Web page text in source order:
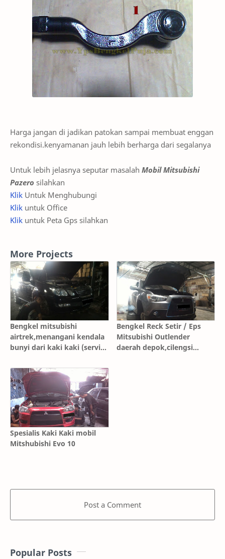
Harga jangan di jadikan patokan sampai membuat enggan
rekondisi.kenyamanan jauh lebih berharga dari segalanya
Untuk lebih jelasnya seputar masalah Mobil Mitsubishi
Pazero silahkan
Klik Untuk Menghubungi
Klik untuk Office
Klik untuk Peta Gps silahkan
More Projects
Bengkel mitsubishi
airtrek,menangani kendala
bunyi dari kaki kaki (servis
Bengkel Reck Setir / Eps
Mitsubishi Outlender
daerah depok,cilengsi
Spesialis Kaki Kaki mobil
Mitshubishi Evo 10
Post a Comment
Popular Posts